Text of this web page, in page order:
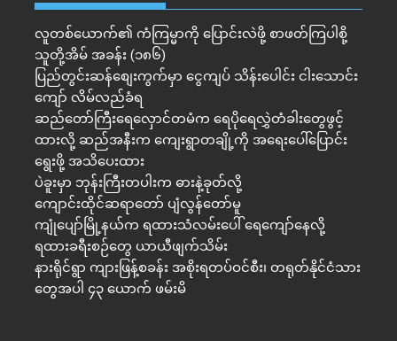
လူတစ်ယောက်၏ ကံကြမ္မာကို ပြောင်းလဲဖို့ စာဖတ်ကြပါစို့
သူတို့အိမ် အခန်း (၁၈၆)
ပြည်တွင်းဆန်စျေးကွက်မှာ ငွေကျပ် သိန်းပေါင်း ငါး​သောင်း
ကျော် လိမ်လည်ခံရ
ဆည်တော်ကြီးရေလှောင်တမံက ရေပိုရေလွှဲတံခါးတွေဖွင့်
ထားလို့ ဆည်အနီးက ကျေးရွာတချို့ကို အရေးပေါ်ပြောင်း
ရွေးဖို့ အသိပေးထား
ပဲခူးမှာ ဘုန်းကြီးတပါးက ဓားနဲ့ခုတ်လို့
ကျောင်းထိုင်ဆရာတော် ပျံလွန်တော်မူ
ကျုံပျော်မြို့နယ်က ရထားသံလမ်းပေါ် ရေကျော်နေလို့
ရထားခရီးစဉ်တွေ ယာယီဖျက်သိမ်း
နားရိုင်ရွာ ကျားဖြန့်စခန်း အစိုးရတပ်ဝင်စီး၊ တရုတ်နိုင်ငံသား
တွေအပါ ၄၃ ယောက် ဖမ်းမိ